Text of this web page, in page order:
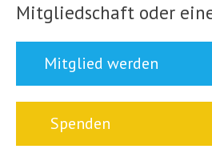
Mitgliedschaft oder
Mitglied werden
Spenden